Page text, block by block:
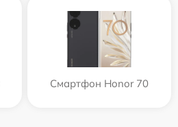
Смартфон Honor 70